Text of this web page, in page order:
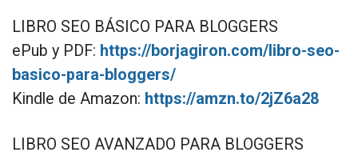
LIBRO SEO BÁSICO PARA BLOGGERS
ePub y PDF: https://borjagiron.com/libro-seo-
basico-para-bloggers/
Kindle de Amazon: https://amzn.to/2jZ6a28
LIBRO SEO AVANZADO PARA BLOGGERS